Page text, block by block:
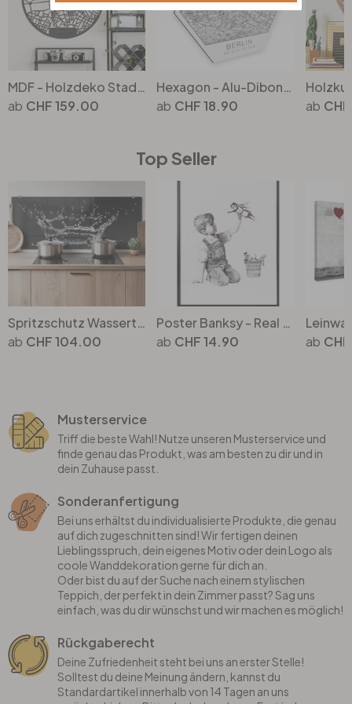
MDF - Holzdeko Stadtplan Berlin
CHF 159.00
Hexagon - Alu-Dibond - Stadtplan Berlin
CHF 18.90
Top Seller
Spritzschutz Wassertropfen - Panorama
CHF 104.00
Poster Banksy - Real Hero
CHF 14.90
Musterservice
Triff die beste Wahl! Nutze unseren Musterservice und
finde genau das Produkt, was am besten zu dir und in
dein Zuhause passt.
Sonderanfertigung
Bei uns erhältst du individualisierte Produkte, die genau
auf dich zugeschnitten sind! Wir fertigen deinen
Lieblingsspruch, dein eigenes Motiv oder dein Logo als
coole Wanddekoration gerne für dich an.
Oder bist du auf der Suche nach einem stylischen
Teppich, der perfekt in dein Zimmer passt? Sag uns
einfach, was du dir wünschst und wir machen es möglich!
Rückgaberecht
Deine Zufriedenheit steht bei uns an erster Stelle!
Solltest du deine Meinung ändern, kannst du
Standardartikel innerhalb von 14 Tagen an uns